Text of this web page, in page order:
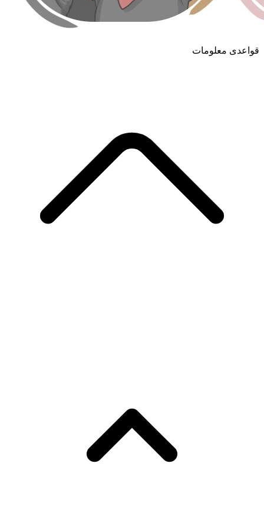
قواعدی معلومات